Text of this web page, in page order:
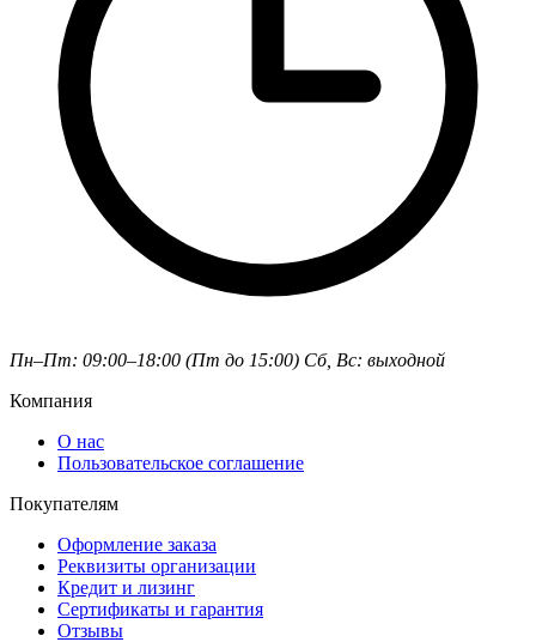
Пн–Пт: 09:00–18:00 (Пт до 15:00) Сб, Вс: выходной
Компания
О нас
Пользовательское соглашение
Покупателям
Оформление заказа
Реквизиты организации
Кредит и лизинг
Сертификаты и гарантия
Отзывы